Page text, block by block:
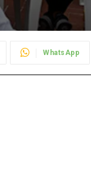
WhatsApp